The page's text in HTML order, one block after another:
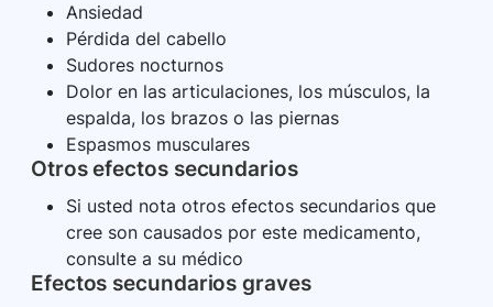
Ansiedad
Pérdida del cabello
Sudores nocturnos
Dolor en las articulaciones, los músculos, la
espalda, los brazos o las piernas
Espasmos musculares
Otros efectos secundarios
Si usted nota otros efectos secundarios que
cree son causados ​​por este medicamento,
consulte a su médico
Efectos secundarios graves